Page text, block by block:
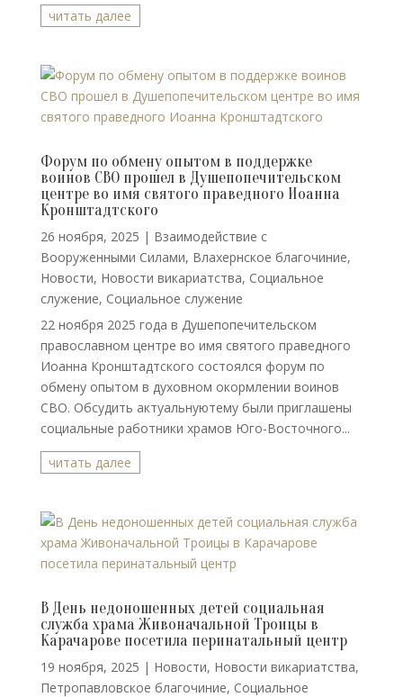
читать далее
Форум по обмену опытом в поддержке
воинов СВО прошел в Душепопечительском
центре во имя святого праведного Иоанна
Кронштадтского
26 ноября, 2025 | Взаимодействие с
Вооруженными Силами, Влахернское благочиние,
Новости, Новости викариатства, Социальное
служение, Социальное служение
22 ноября 2025 года в Душепопечительском
православном центре во имя святого праведного
Иоанна Кронштадтского состоялся форум по
обмену опытом в духовном окормлении воинов
СВО. Обсудить актуальнуютему были приглашены
социальные работники храмов Юго-Восточного...
читать далее
В День недоношенных детей социальная
служба храма Живоначальной Троицы в
Карачарове посетила перинатальный центр
19 ноября, 2025 | Новости, Новости викариатства,
Петропавловское благочиние, Социальное